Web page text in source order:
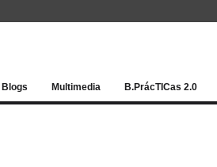
Blogs Multimedia B.PrácTICas 2.0